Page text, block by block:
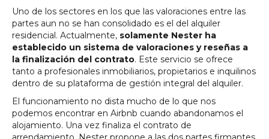
Uno de los sectores en los que las valoraciones entre las
partes aun no se han consolidado es el del alquiler
residencial. Actualmente, solamente Nester ha
establecido un sistema de valoraciones y reseñas a
la finalización del contrato. Este servicio se ofrece
tanto a profesionales inmobiliarios, propietarios e inquilinos
dentro de su plataforma de gestión integral del alquiler.
El funcionamiento no dista mucho de lo que nos
podemos encontrar en Airbnb cuando abandonamos el
alojamiento. Una vez finaliza el contrato de